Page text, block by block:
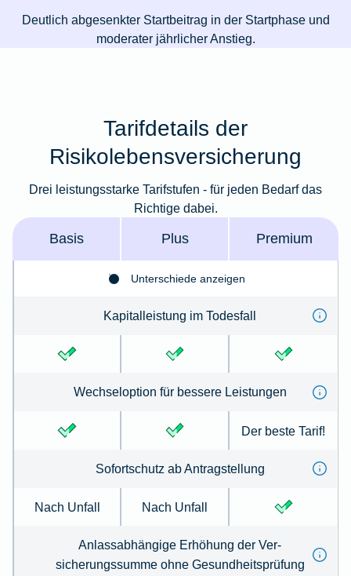
Deutlich abgesenkter Startbeitrag in der Startphase und
moderater jährlicher Anstieg.
Tarifdetails der
Risikolebensversicherung
Drei leistungsstarke Tarifstufen - für jeden Bedarf das
Richtige dabei.
Basis Plus Premium
Unterschiede anzeigen
Kapitalleistung im Todes­fall
Wechseloption für bessere Leistungen
Der beste Tarif!
Sofortschutz ab Antrag­stellung
Nach Unfall Nach Unfall
Anlassabhängige Erhöhung der Ver­
sicherungs­summe ohne Gesund­heits­prüfung